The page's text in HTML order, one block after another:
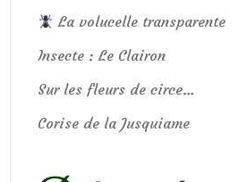
La volucelle transparente
Insecte : Le Clairon
Sur les fleurs de circe…
Corise de la Jusquiame